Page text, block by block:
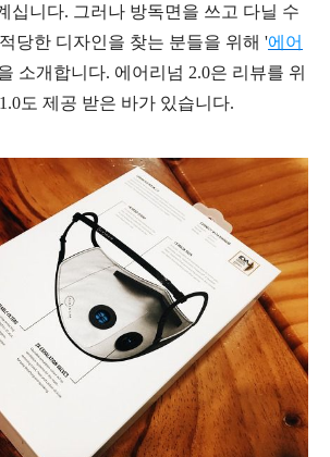
십니다. 그러나 방독면을 쓰고 다닐 수
당한 디자인을 찾는 분들을 위해 '에어
소개합니다. 에어리넘 2.0은 리뷰를 위
도 제공 받은 바가 있습니다.